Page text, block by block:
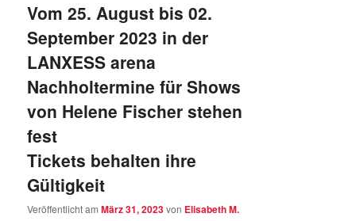
Vom 25. August bis 02.
September 2023 in der
LANXESS arena
Nachholtermine für Shows
von Helene Fischer stehen
fest
Tickets behalten ihre
Gültigkeit
Veröffentlicht amMärz 31, 2023von Elisabeth M.